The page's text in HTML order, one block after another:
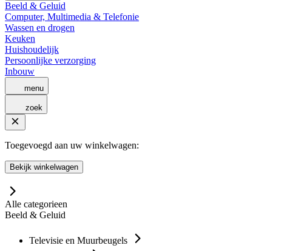
Beeld & Geluid
Computer, Multimedia & Telefonie
Wassen en drogen
Keuken
Huishoudelijk
Persoonlijke verzorging
Inbouw
menu
zoek
Toegevoegd aan uw winkelwagen:
Bekijk winkelwagen
Alle categorieen
Beeld & Geluid
Televisie en Muurbeugels